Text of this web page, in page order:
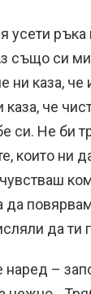
усети ръка
също си
ни каза,
каза, че
си. Не би
които ни
да ти
–